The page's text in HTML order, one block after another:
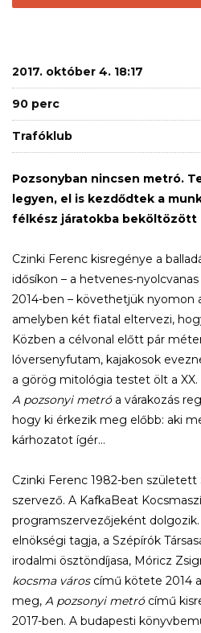
2017. október 4. 18:17
90 perc
Trafóklub
Pozsonyban nincsen metró.
legyen, el is kezdődtek a
félkész járatokba beköltözött
Czinki Ferenc kisregénye a
idősíkon – a hetvenes-
2014-ben – követhetjük
amelyben két fiatal eltervezi,
Közben a célvonal előtt pár
lóversenyfutam, kajakosok
a görög mitológia testet ölt a XX.
A pozsonyi metróa várakozás
hogy ki érkezik meg előbb: aki
kárhozatot ígér…
Czinki Ferenc 1982-ben született
szervező. A KafkaBeat
programszervezőjeként
elnökségi tagja, a Szépírók
irodalmi ösztöndíjasa, Móricz
kocsma városcímű kötete 2014
meg, A pozsonyi metrócímű
2017-ben. A budapesti